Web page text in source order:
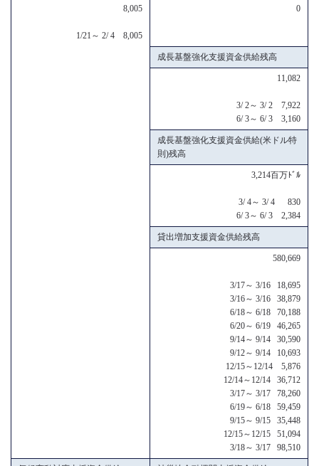
8,005
1/21～ 2/ 4 8,005
0
成長基盤強化支援資金供給残高
11,082
3/ 2～ 3/ 2 7,922
6/ 3～ 6/ 3 3,160
成長基盤強化支援資金供給(米ドル特
則)残高
3,214百万ﾄﾞﾙ
3/ 4～ 3/ 4 830
6/ 3～ 6/ 3 2,384
貸出増加支援資金供給残高
580,669
3/17～ 3/16 18,695
3/16～ 3/16 38,879
6/18～ 6/18 70,188
6/20～ 6/19 46,265
9/14～ 9/14 30,590
9/12～ 9/14 10,693
12/15～12/14 5,876
12/14～12/14 36,712
3/17～ 3/17 78,260
6/19～ 6/18 59,459
9/15～ 9/15 35,448
12/15～12/15 51,094
3/18～ 3/17 98,510